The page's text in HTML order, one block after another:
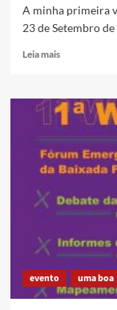
A minha primeira
23 de Setembro
Leia maisRead
Maracanã
70
anos:
o
Fla
X
Flu
das
1984
evento uma boa